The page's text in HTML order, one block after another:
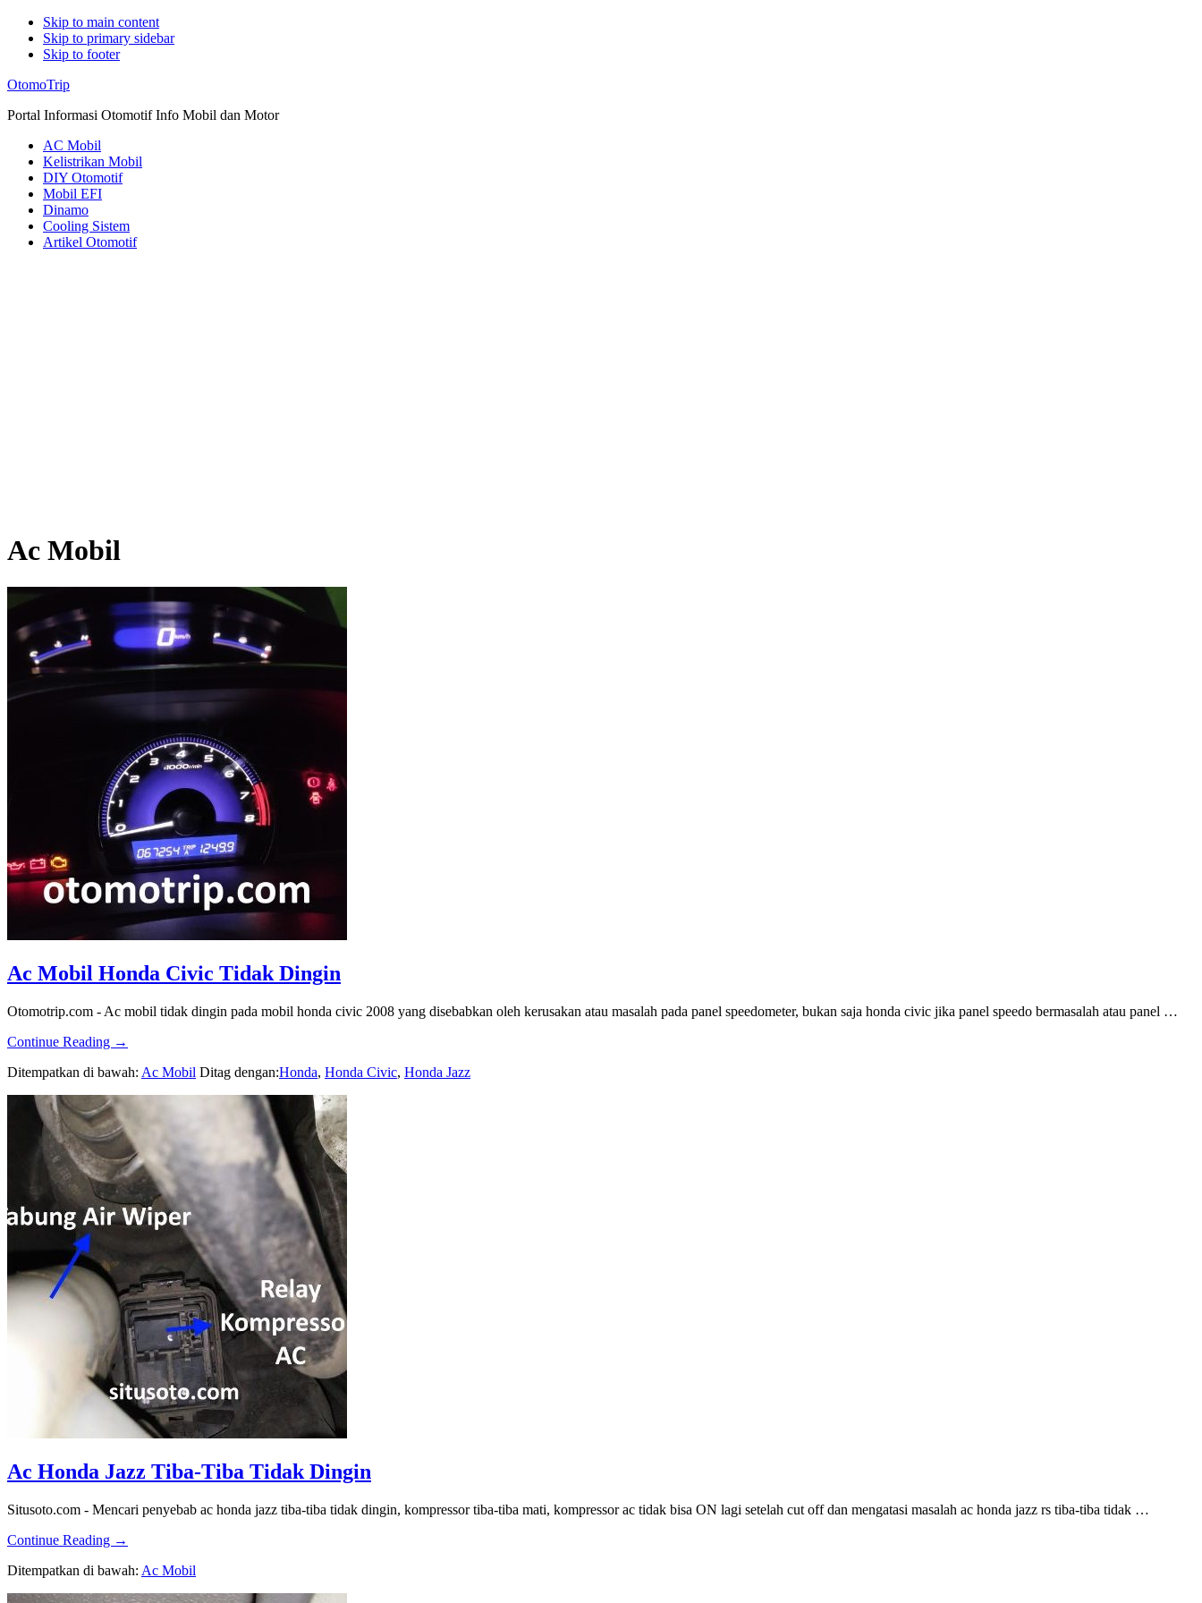
Skip to main content
Skip to primary sidebar
Skip to footer
Additional
menu
OtomoTrip
Portal Informasi Otomotif Info Mobil dan Motor
AC Mobil
Kelistrikan Mobil
DIY Otomotif
Mobil EFI
Dinamo
Cooling Sistem
Artikel Otomotif
Ac Mobil
Ac Mobil Honda Civic Tidak Dingin
Otomotrip.com - Ac mobil tidak dingin pada mobil honda civic 2008 yang disebabkan oleh kerusakan atau masalah pada panel speedometer, bukan saja honda civic jika panel speedo bermasalah atau panel …
Continue Reading about
Mobil
Civic
Tidak
Dingin
→
Ditempatkan di bawah: Ac Mobil Ditag dengan:Honda, Honda Civic, Honda Jazz
Ac Honda Jazz Tiba-Tiba Tidak Dingin
Situsoto.com - Mencari penyebab ac honda jazz tiba-tiba tidak dingin, kompressor tiba-tiba mati, kompressor ac tidak bisa ON lagi setelah cut off dan mengatasi masalah ac honda jazz rs tiba-tiba tidak …
Continue Reading about
Honda
→
Ditempatkan di bawah: Ac Mobil